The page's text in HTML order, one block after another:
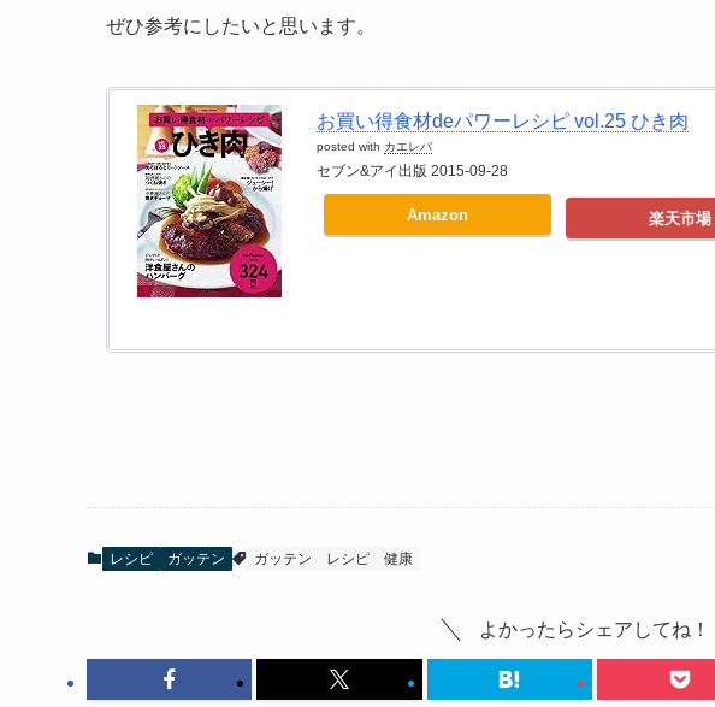
ぜひ参考にしたいと思います。
お買い得食材deパワーレシピ vol.25 ひき肉
posted with カエレバ
セブン&アイ出版 2015-09-28
Amazon 楽天市場
レシピ ガッテン ガッテン レシピ 健康
よかったらシェアしてね！